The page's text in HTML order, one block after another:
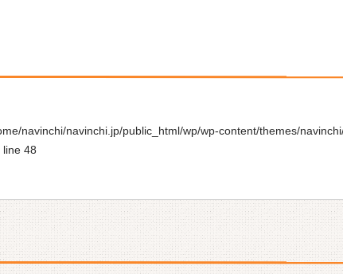
navinchi/navinchi.jp/public_html/wp/wp-content/themes/
line 48